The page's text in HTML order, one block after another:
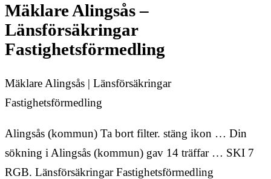
Mäklare Alingsås –
Länsförsäkringar
Fastighetsförmedling
Mäklare Alingsås | Länsförsäkringar
Fastighetsförmedling
Alingsås (kommun) Ta bort filter. stäng ikon … Din
sökning i Alingsås (kommun) gav 14 träffar … SKI 7
RGB. Länsförsäkringar Fastighetsförmedling